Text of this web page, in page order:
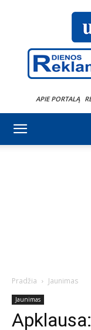
APIE PORTALĄ
Pradžia Jaunimas
Jaunimas